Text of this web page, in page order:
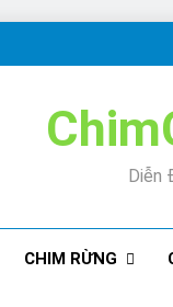
Diễn
CHIM RỪNG